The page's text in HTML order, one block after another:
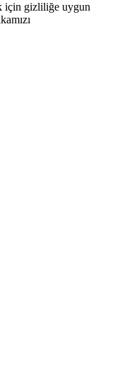
için gizliliğe uygun